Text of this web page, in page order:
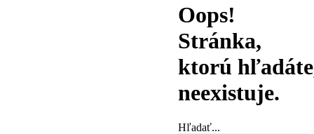
Oops!
Stránka,
ktorú
neexistuje.
Hľadať...